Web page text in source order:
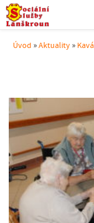
Úvod »Aktuality »